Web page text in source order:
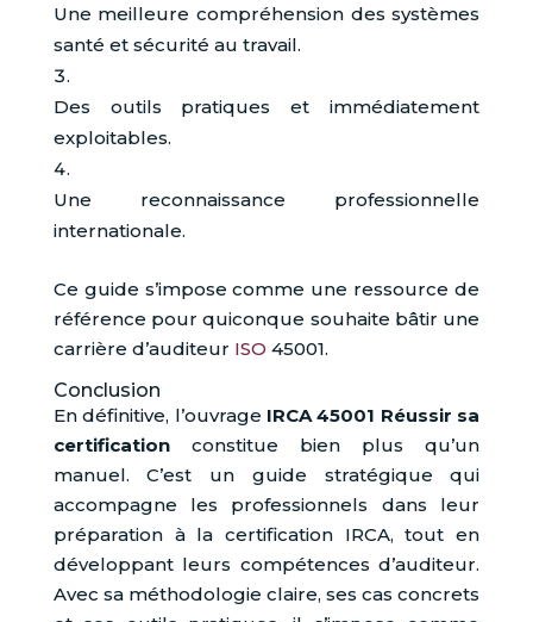
Une meilleure compréhension des systèmes
santé et sécurité au travail.
Des outils pratiques et immédiatement
exploitables.
Une reconnaissance professionnelle
internationale.
Ce guide s’impose comme une ressource de
référence pour quiconque souhaite bâtir une
carrière d’auditeur ISO 45001.
Conclusion
En définitive, l’ouvrage IRCA 45001 Réussir sa
certificationconstitue bien plus qu’un
manuel. C’est un guide stratégique qui
accompagne les professionnels dans leur
préparation à la certification IRCA, tout en
développant leurs compétences d’auditeur.
Avec sa méthodologie claire, ses cas concrets